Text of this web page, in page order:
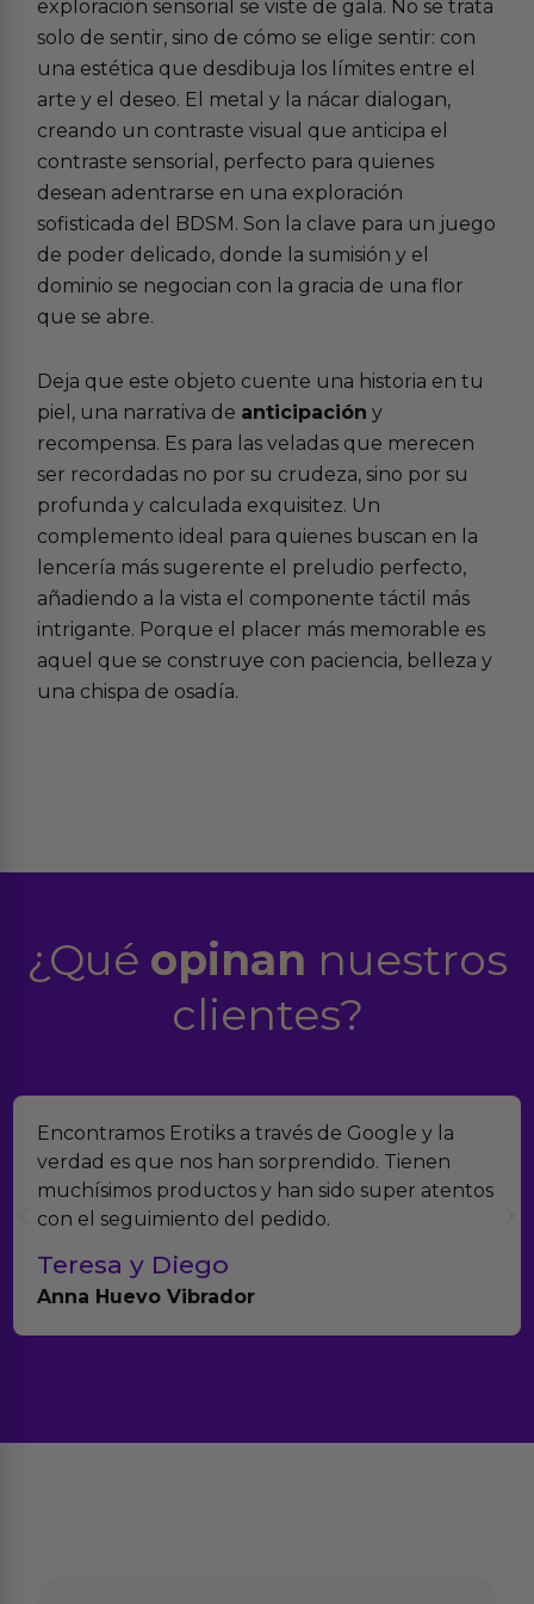
exploración sensorial se viste de gala. No se trata
solo de sentir, sino de cómo se elige sentir: con
una estética que desdibuja los límites entre el
arte y el deseo. El metal y la nácar dialogan,
creando un contraste visual que anticipa el
contraste sensorial, perfecto para quienes
desean adentrarse en una exploración
sofisticada del BDSM. Son la clave para un juego
de poder delicado, donde la sumisión y el
dominio se negocian con la gracia de una flor
que se abre.
Deja que este objeto cuente una historia en tu
piel, una narrativa de anticipación y
recompensa. Es para las veladas que merecen
ser recordadas no por su crudeza, sino por su
profunda y calculada exquisitez. Un
complemento ideal para quienes buscan en la
lencería más sugerente el preludio perfecto,
añadiendo a la vista el componente táctil más
intrigante. Porque el placer más memorable es
aquel que se construye con paciencia, belleza y
una chispa de osadía.
¿Qué opinan nuestros
clientes?
Encontramos Erotiks a través de Google y la
verdad es que nos han sorprendido. Tienen
muchísimos productos y han sido super atentos
con el seguimiento del pedido.
Teresa y Diego
Anna Huevo Vibrador